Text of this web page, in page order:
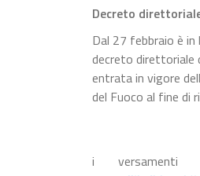
Decreto
Dal 27 febbraio è
decreto direttoriale
entrata in vigore
del Fuoco al fine di
i versamenti